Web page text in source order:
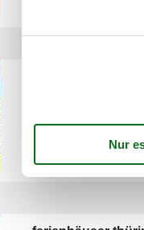
urlaub mit hund